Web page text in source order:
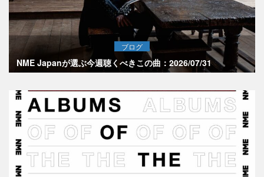
ブログ
NME Japanが選ぶ今週聴くべきこの曲：2026/07/31